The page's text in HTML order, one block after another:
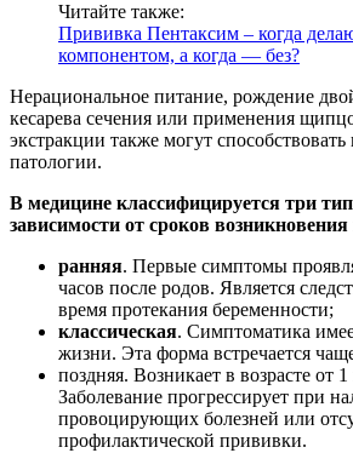
Читайте также:
Прививка Пентаксим – когда
компонентом, а когда — без?
Нерациональное питание, рождение
кесарева сечения или применения
экстракции также могут
патологии.
В медицине классифицируется три
зависимости от сроков
ранняя. Первые симптомы
часов после родов. Является
время протекания беременности;
классическая. Симптоматика
жизни. Эта форма встречается
поздняя. Возникает в возрасте от
Заболевание прогрессирует при
провоцирующих болезней или
профилактической прививки.